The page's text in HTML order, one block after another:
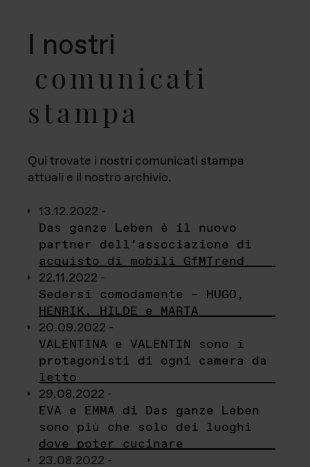
I nostri
comunicati
stampa
Qui trovate i nostri comunicati stampa
attuali e il nostro archivio.
13.12.2022 -
Das ganze Leben è il nuovo
partner dell’associazione di
acquisto di mobili GfMTrend
22.11.2022 -
Sedersi comodamente – HUGO,
HENRIK, HILDE e MARTA
20.09.2022 -
VALENTINA e VALENTIN sono i
protagonisti di ogni camera da
letto
29.08.2022 -
EVA e EMMA di Das ganze Leben
sono più che solo dei luoghi
dove poter cucinare
23.08.2022 -